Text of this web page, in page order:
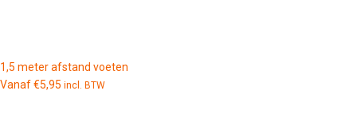
1,5 meter afstand voeten
Vanaf€5,95 incl. BTW